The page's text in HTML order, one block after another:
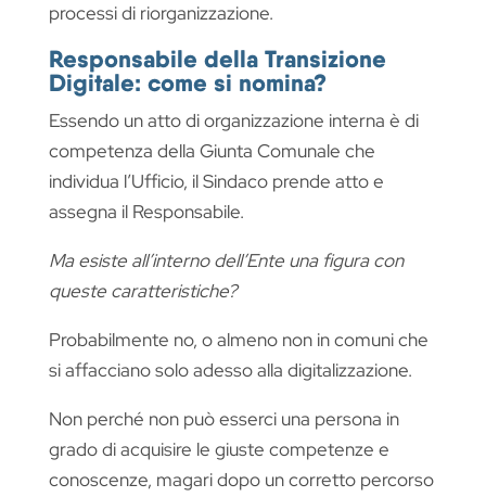
processi di riorganizzazione.
Responsabile della Transizione
Digitale: come si nomina?
Essendo un atto di organizzazione interna è di
competenza della Giunta Comunale che
individua l’Ufficio, il Sindaco prende atto e
assegna il Responsabile.
Ma esiste all’interno dell’Ente una figura con
queste caratteristiche?
Probabilmente no, o almeno non in comuni che
si affacciano solo adesso alla digitalizzazione.
Non perché non può esserci una persona in
grado di acquisire le giuste competenze e
conoscenze, magari dopo un corretto percorso